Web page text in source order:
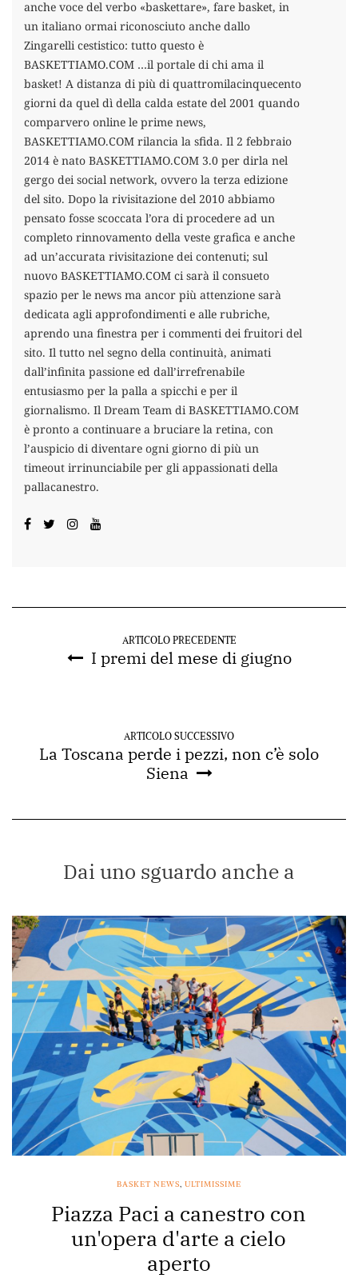
anche voce del verbo «baskettare», fare basket, in
un italiano ormai riconosciuto anche dallo
Zingarelli cestistico: tutto questo è
BASKETTIAMO.COM …il portale di chi ama il
basket! A distanza di più di quattromilacinquecento
giorni da quel dì della calda estate del 2001 quando
comparvero online le prime news,
BASKETTIAMO.COM rilancia la sfida. Il 2 febbraio
2014 è nato BASKETTIAMO.COM 3.0 per dirla nel
gergo dei social network, ovvero la terza edizione
del sito. Dopo la rivisitazione del 2010 abbiamo
pensato fosse scoccata l’ora di procedere ad un
completo rinnovamento della veste grafica e anche
ad un’accurata rivisitazione dei contenuti; sul
nuovo BASKETTIAMO.COM ci sarà il consueto
spazio per le news ma ancor più attenzione sarà
dedicata agli approfondimenti e alle rubriche,
aprendo una finestra per i commenti dei fruitori del
sito. Il tutto nel segno della continuità, animati
dall’infinita passione ed dall’irrefrenabile
entusiasmo per la palla a spicchi e per il
giornalismo. Il Dream Team di BASKETTIAMO.COM
è pronto a continuare a bruciare la retina, con
l’auspicio di diventare ogni giorno di più un
timeout irrinunciabile per gli appassionati della
pallacanestro.
ARTICOLO PRECEDENTE
I premi del mese di giugno
ARTICOLO SUCCESSIVO
La Toscana perde i pezzi, non c’è solo
Siena
Dai uno sguardo anche a
BASKET NEWS, ULTIMISSIME
Piazza Paci a canestro con
un'opera d'arte a cielo
aperto